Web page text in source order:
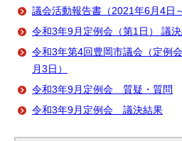
議会活動報告書（2021年6月4日
令和3年9月定例会（第1日） 議
令和3年第4回豊岡市議会（定例
月3日）
令和3年9月定例会 質疑・質問
令和3年9月定例会 議決結果